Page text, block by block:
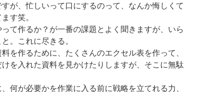
が、忙しいって口にするのって、なんか悔しくて
す笑。
て作るか？が一番の課題とよく聞きますが、いら
。これに尽きる。
を作るために、たくさんのエクセル表を作って、
を入れた資料を見かけたりしますが、そこに無駄
何が必要かを作業に入る前に戦略を立てれる力、